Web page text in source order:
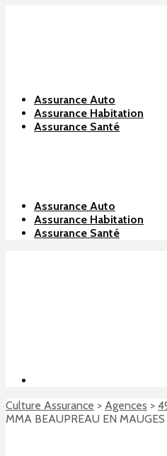
Assurance Auto
Assurance Habitation
Assurance Santé
Assurance Auto
Assurance Habitation
Assurance Santé
Culture Assurance > Agences >
MMA BEAUPREAU EN MAUGES